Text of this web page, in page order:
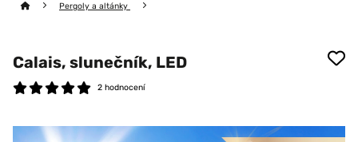
Pergoly a altánky
Calais, slunečník, LED
2 hodnocení